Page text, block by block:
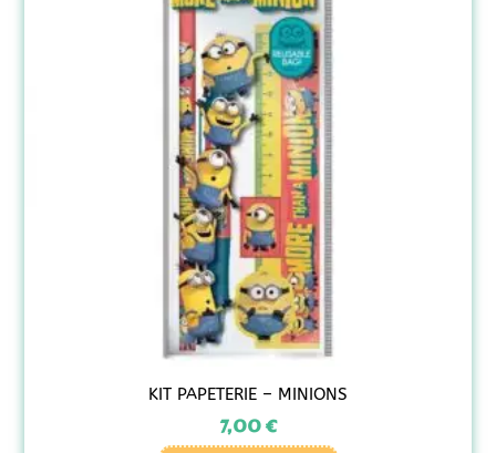
KIT PAPETERIE – MINIONS
7,00€